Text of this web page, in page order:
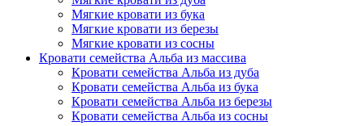
Мягкие кровати из бука
Мягкие кровати из березы
Мягкие кровати из сосны
Кровати семейства Альба из массива
Кровати семейства Альба из дуба
Кровати семейства Альба из бука
Кровати семейства Альба из березы
Кровати семейства Альба из сосны